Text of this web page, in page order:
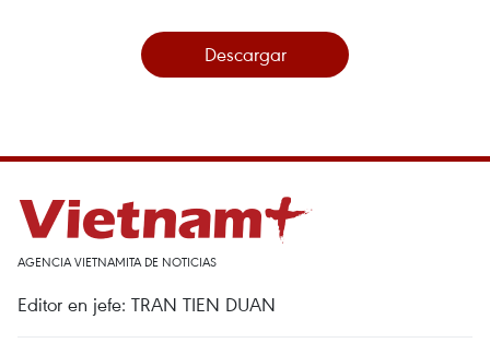
Descargar
AGENCIA VIETNAMITA DE NOTICIAS
Editor en jefe: TRAN TIEN DUAN